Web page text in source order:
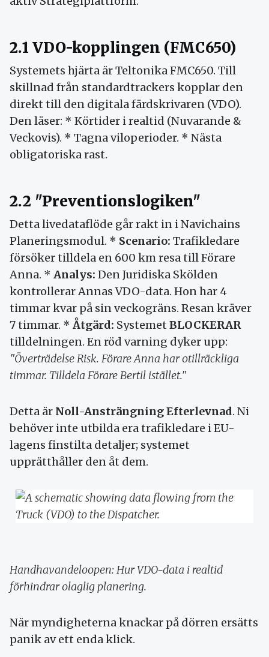
2.1 VDO-kopplingen (FMC650)
Systemets hjärta är Teltonika FMC650. Till
skillnad från standardtrackers kopplar den
direkt till den digitala färdskrivaren (VDO).
Den läser: * Körtider i realtid (Nuvarande &
Veckovis). * Tagna viloperioder. * Nästa
obligatoriska rast.
2.2 "Preventionslogiken"
Detta livedataflöde går rakt in i Navichains
Planeringsmodul. * Scenario: Trafikledare
försöker tilldela en 600 km resa till Förare
Anna. * Analys: Den Juridiska Skölden
kontrollerar Annas VDO-data. Hon har 4
timmar kvar på sin veckogräns. Resan kräver
7 timmar. * Åtgärd: Systemet BLOCKERAR
tilldelningen. En röd varning dyker upp:
"Överträdelse Risk. Förare Anna har otillräckliga
timmar. Tilldela Förare Bertil istället."
Detta är Noll-Ansträngning Efterlevnad. Ni
behöver inte utbilda era trafikledare i EU-
lagens finstilta detaljer; systemet
upprätthåller den åt dem.
Handhavandeloopen: Hur VDO-data i realtid
förhindrar olaglig planering.
När myndigheterna knackar på dörren ersätts
panik av ett enda klick.